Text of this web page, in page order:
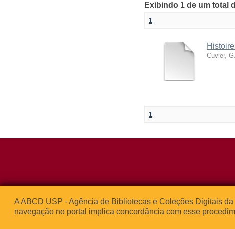
Exibindo 1 de um total
1
Cuvier,
1
Rua da Praça do
05508-050 –
São Paulo, SP –
A ABCD USP - Agência de Bibliotecas e Coleções Digitais
navegação no portal implica concordância com esse